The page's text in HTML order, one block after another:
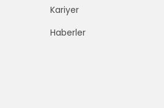
Kariyer
Haberler